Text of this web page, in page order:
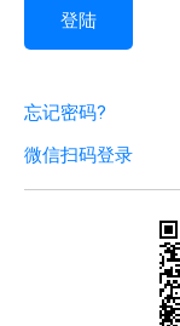
忘记密码?
微信扫码登录